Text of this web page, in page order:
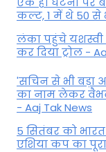
कल्ट, 1 में थे 50 से
लंका पहुंचे यशस्वी
कर द‍िया ट्रोल -
'सचिन से भी बड़ा
का नाम लेकर वैभव
- Aaj Tak News
5 सितंबर को
एशिया कप का